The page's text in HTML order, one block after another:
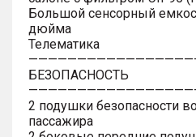
Большой сенсорный
дюйма
Телематика
БЕЗОПАСНОСТЬ
2 подушки безопасности
пассажира